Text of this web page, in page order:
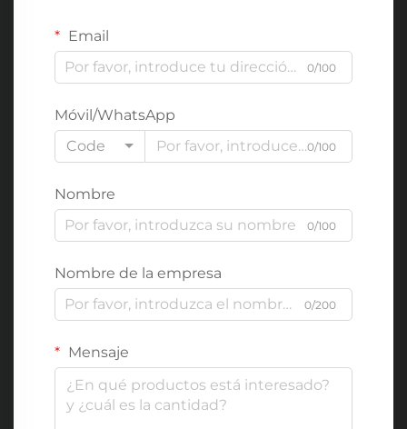
Email
0/100
Móvil/WhatsApp
Code
0/100
Nombre
0/100
Nombre de la empresa
0/200
Mensaje